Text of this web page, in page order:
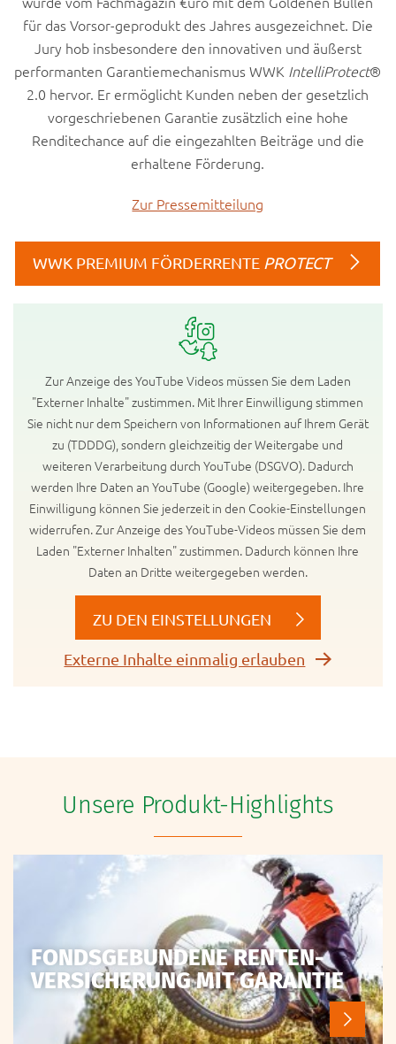
für das Vorsor-geprodukt des Jahres ausgezeichnet. Die
Jury hob insbesondere den innovativen und äußerst
performanten Garantiemechanismus WWK IntelliProtect®
2.0 hervor. Er ermöglicht Kunden neben der gesetzlich
vorgeschriebenen Garantie zusätzlich eine hohe
Renditechance auf die eingezahlten Beiträge und die
erhaltene Förderung.
Zur Pressemitteilung
WWK PREMIUM FÖRDERRENTE PROTECT
Zur Anzeige des YouTube Videos müssen Sie dem Laden
"Externer Inhalte" zustimmen. Mit Ihrer Einwilligung stimmen
Sie nicht nur dem Speichern von Informationen auf Ihrem Gerät
zu (TDDDG), sondern gleichzeitig der Weitergabe und
weiteren Verarbeitung durch YouTube (DSGVO). Dadurch
werden Ihre Daten an YouTube (Google) weitergegeben. Ihre
Einwilligung können Sie jederzeit in den Cookie-Einstellungen
widerrufen. Zur Anzeige des YouTube-Videos müssen Sie dem
Laden "Externer Inhalten" zustimmen. Dadurch können Ihre
Daten an Dritte weitergegeben werden.
ZU DEN EINSTELLUNGEN
Externe Inhalte einmalig erlauben
Unsere Produkt-Highlights
FONDSGEBUNDENE RENTEN­
VERSICHERUNG MIT GARANTIE